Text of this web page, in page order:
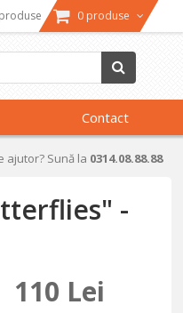
0 produse
Contact
ajutor? Sună la 0314.08.88.88
-
110 Lei